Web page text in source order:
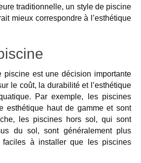
traditionnelle, un style de piscine
mieux correspondre à l’esthétique
piscine est une décision importante
le coût, la durabilité et l’esthétique
Par exemple, les piscines
esthétique haut de gamme etsont
, les piscines hors sol,qui sont
du sol, sont généralement plus
faciles à installer que les piscines